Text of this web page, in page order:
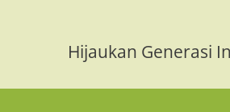
Hijaukan Generasi